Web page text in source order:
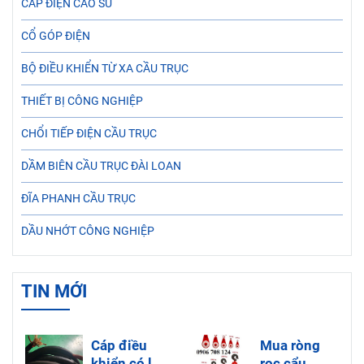
CÁP ĐIỆN CAO SU
CỔ GÓP ĐIỆN
BỘ ĐIỀU KHIỂN TỪ XA CẦU TRỤC
THIẾT BỊ CÔNG NGHIỆP
CHỔI TIẾP ĐIỆN CẦU TRỤC
DẦM BIÊN CẦU TRỤC ĐÀI LOAN
ĐĨA PHANH CẦU TRỤC
DẦU NHỚT CÔNG NGHIỆP
TIN MỚI
Cáp điều
Mua ròng